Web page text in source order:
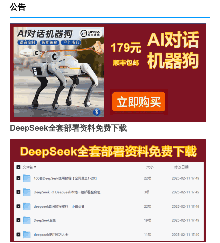
公告
DeepSeek全套部署资料免费下载